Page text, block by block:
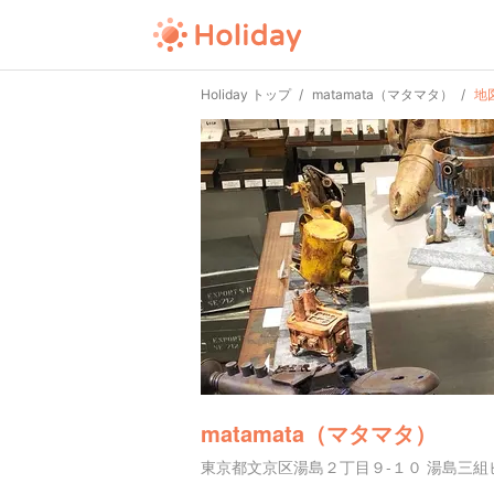
Holiday トップ matamata（マタマタ） 地
matamata（マタマタ）
東京都文京区湯島２丁目９-１０ 湯島三組